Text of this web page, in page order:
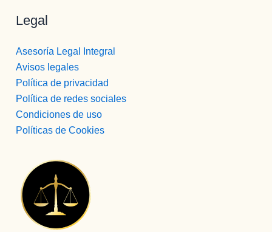
Legal
Asesoría Legal Integral
Avisos legales
Política de privacidad
Política de redes sociales
Condiciones de uso
Políticas de Cookies